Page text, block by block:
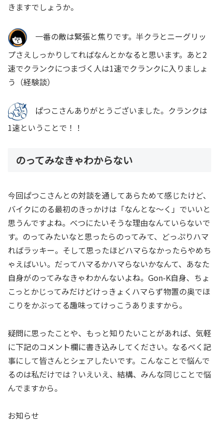
きますでしょうか。
一番の敵は緊張と焦りです。半クラとニーグリッ
プさえしっかりしてればなんとかなると思います。あと2
速でクランクにつまづく人は1速でクランクに入りましょ
う（経験談）
ぱつこさんありがとうございました。クランクは
1速ということで！！
のってみなきゃわからない
今回ぱつこさんとの対談を通してあらためて感じたけど、
バイクにのる最初のきっかけは「なんとな〜く」でいいと
思うんですよね。べつにたいそうな理由なんていらないで
す。のってみたいなと思ったらのってみて、どっぷりハマ
ればラッキー。そして思ったほどハマらなかったらやめち
ゃえばいい。だってハマるかハマらないかなんて、あなた
自身がのってみなきゃわかんないよね。Gon-K自身、ちょ
こっとかじってみだけどけっきょくハマらず物置の奥でほ
こりをかぶってる趣味ってけっこうありますから。
疑問に思ったことや、もっと知りたいことがあれば、気軽
に下記のコメント欄に書き込みしてください。なるべく記
事にして皆さんとシェアしたいです。こんなことで悩んで
るのは私だけでは？いえいえ、結構、みんな同じことで悩
んでますから。
お知らせ